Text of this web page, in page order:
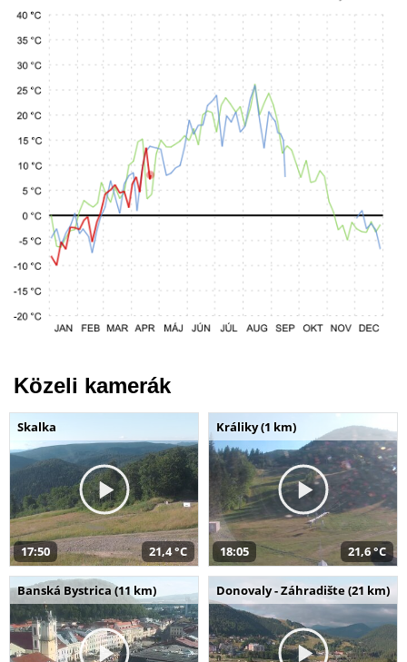
Közeli kamerák
Skalka
17:50 21,4 °C
Králiky (1 km)
18:05 21,6 °C
Banská Bystrica (11 km) Donovaly - Záhradište (21 km)